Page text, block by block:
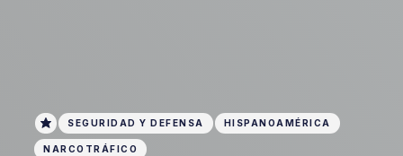
SEGURIDAD Y DEFENSA HISPANOAMÉRICA
NARCOTRÁFICO